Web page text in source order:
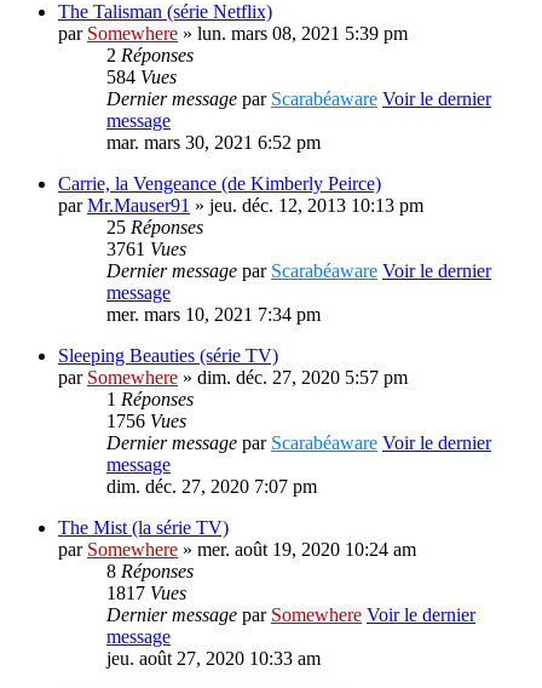
The Talisman (série Netflix)
par Somewhere » lun. mars 08, 2021 5:39 pm
2 Réponses
584 Vues
Dernier message par Scarabéaware Voir le dernier
message
mar. mars 30, 2021 6:52 pm
Carrie, la Vengeance (de Kimberly Peirce)
parMr.Mauser91 » jeu. déc. 12, 2013 10:13 pm
25 Réponses
3761 Vues
Dernier message par Scarabéaware Voir le dernier
message
mer. mars 10, 2021 7:34 pm
Sleeping Beauties (série TV)
par Somewhere » dim. déc. 27, 2020 5:57 pm
1 Réponses
1756 Vues
Dernier message par Scarabéaware Voir le dernier
message
dim. déc. 27, 2020 7:07 pm
The Mist (la série TV)
par Somewhere » mer. août 19, 2020 10:24 am
8 Réponses
1817 Vues
Dernier message par Somewhere Voir le dernier
message
jeu. août 27, 2020 10:33 am